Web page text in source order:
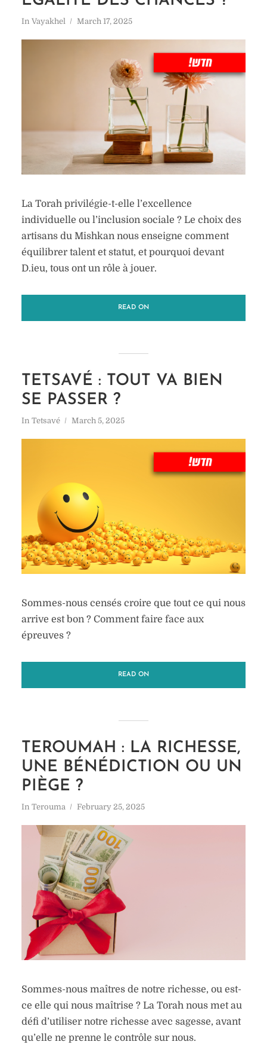
In Vayakhel March 17, 2025
La Torah privilégie-t-elle l’excellence
individuelle ou l’inclusion sociale ? Le choix des
artisans du Mishkan nous enseigne comment
équilibrer talent et statut, et pourquoi devant
D.ieu, tous ont un rôle à jouer.
READ ON
TETSAVÉ : TOUT VA BIEN
SE PASSER ?
In Tetsavé March 5, 2025
Sommes-nous censés croire que tout ce qui nous
arrive est bon ? Comment faire face aux
épreuves ?
READ ON
TEROUMAH : LA RICHESSE,
UNE BÉNÉDICTION OU UN
PIÈGE ?
In Terouma February 25, 2025
Sommes-nous maîtres de notre richesse, ou est-
ce elle qui nous maîtrise ? La Torah nous met au
défi d’utiliser notre richesse avec sagesse, avant
qu’elle ne prenne le contrôle sur nous.